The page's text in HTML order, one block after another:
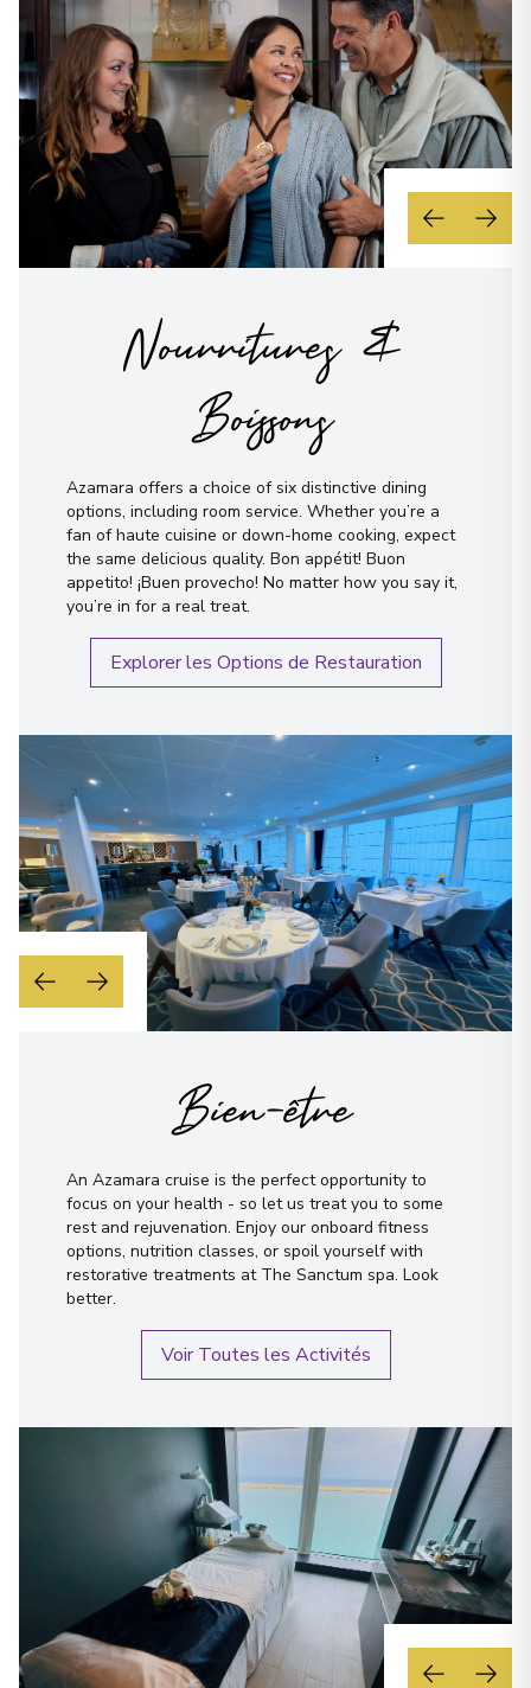
Nourritures &
Boissons
Azamara offers a choice of six distinctive dining
options, including room service. Whether you’re a
fan of haute cuisine or down-home cooking, expect
the same delicious quality. Bon appétit! Buon
appetito! ¡Buen provecho! No matter how you say it,
you’re in for a real treat.
Explorer les Options de Restauration
Bien-être
An Azamara cruise is the perfect opportunity to
focus on your health - so let us treat you to some
rest and rejuvenation. Enjoy our onboard fitness
options, nutrition classes, or spoil yourself with
restorative treatments at The Sanctum spa. Look
better.
Voir Toutes les Activités